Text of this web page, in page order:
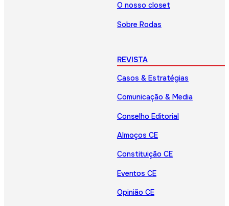
O nosso closet
Sobre Rodas
REVISTA
Casos & Estratégias
Comunicação & Media
Conselho Editorial
Almoços CE
Constituição CE
Eventos CE
Opinião CE